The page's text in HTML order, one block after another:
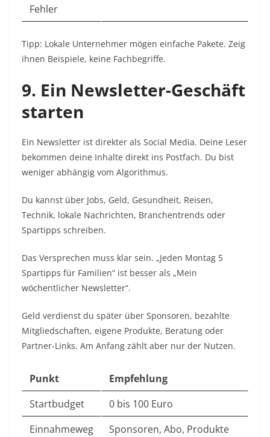
Fehler
Tipp: Lokale Unternehmer mögen einfache Pakete. Zeig
ihnen Beispiele, keine Fachbegriffe.
9. Ein Newsletter-Geschäft
starten
Ein Newsletter ist direkter als Social Media. Deine Leser
bekommen deine Inhalte direkt ins Postfach. Du bist
weniger abhängig vom Algorithmus.
Du kannst über Jobs, Geld, Gesundheit, Reisen,
Technik, lokale Nachrichten, Branchentrends oder
Spartipps schreiben.
Das Versprechen muss klar sein. „Jeden Montag 5
Spartipps für Familien“ ist besser als „Mein
wöchentlicher Newsletter“.
Geld verdienst du später über Sponsoren, bezahlte
Mitgliedschaften, eigene Produkte, Beratung oder
Partner-Links. Am Anfang zählt aber nur der Nutzen.
Punkt
Empfehlung
Startbudget
0 bis 100 Euro
Einnahmeweg
Sponsoren, Abo, Produkte